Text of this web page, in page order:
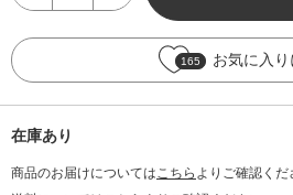
165 お気に入
在庫あり
商品のお届けについては こちら よりご確認くだ